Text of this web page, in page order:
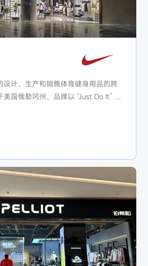
设计、生产和销售体育健身用品的跨
美国俄勒冈州，品牌以 “Just Do It” 为